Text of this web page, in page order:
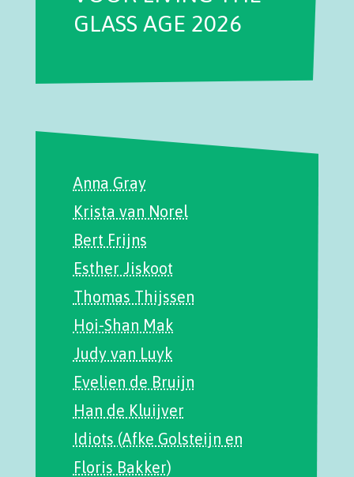
GLASS AGE 2026
Anna Gray
Krista van Norel
Bert Frijns
Esther Jiskoot
Thomas Thijssen
Hoi-Shan Mak
Judy van Luyk
Evelien de Bruijn
Han de Kluijver
Idiots (Afke Golsteijn en
Floris Bakker)